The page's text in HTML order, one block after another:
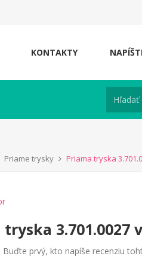
KONTAKTY
Priame trysky Priama tryska
tryska
Buďte prvý, kto napíše recenziu